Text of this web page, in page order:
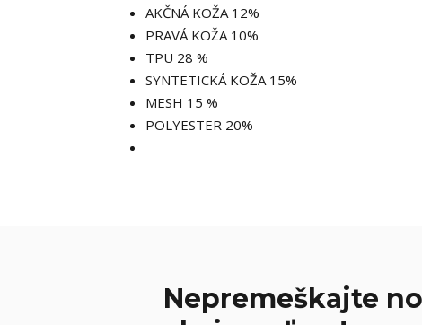
AKČNÁ KOŽA 12%
PRAVÁ KOŽA 10%
TPU 28 %
SYNTETICKÁ KOŽA 15%
MESH 15 %
POLYESTER 20%
Nepremeškajte